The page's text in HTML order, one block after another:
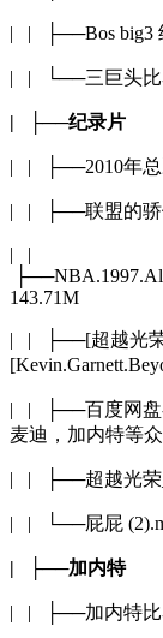
| | ├──Bos big3
| | └──三巨头比
| ├──纪录片
| | ├──2010年总
| | ├──联盟的骄
| |
143.71M
| | ├──[超越光荣
| | ├──百度网盘-
麦迪，加内特等
| | ├──超越光荣
| | └──屁屁
| ├──加内特
| | ├──加内特比